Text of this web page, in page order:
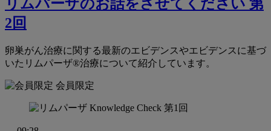
リムパーザのお話をさせてください 第
2回
卵巣がん治療に関する最新のエビデンスやエビデンスに基づ
いたリムパーザ®治療について紹介しています。
会員限定